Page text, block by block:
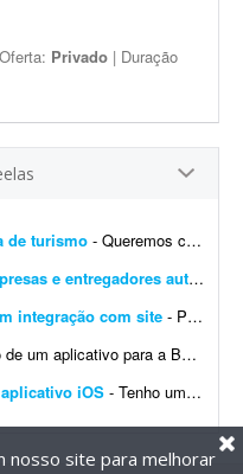
Privado | Duração
de turismo - Queremos criar um aplicativo para uma agência de turismo que já tem site. Plataforma Android e IOS Um app que seja o site dentro do app,a pessoa acesse o app e tenha as mesmas facili...
App Android de entregas para empresas e entregadores autônomos
integração com site - Procuro desenvolvedor(a) que tenha histórico de desenvolvimento de aplicativos publicados na Google Play e na App Store. Preciso de experiência comprovada e, se possível, que e...
O aplicativo deve permitir que os clientes escolham o serviço, vejam os horários disponíveis, façam agendamento onlin...
iOS - Tenho um website responsivo e preciso transformá-lo em um aplicativo para iPhone, para poder publicá-lo na App Store.
nosso site para melhorar